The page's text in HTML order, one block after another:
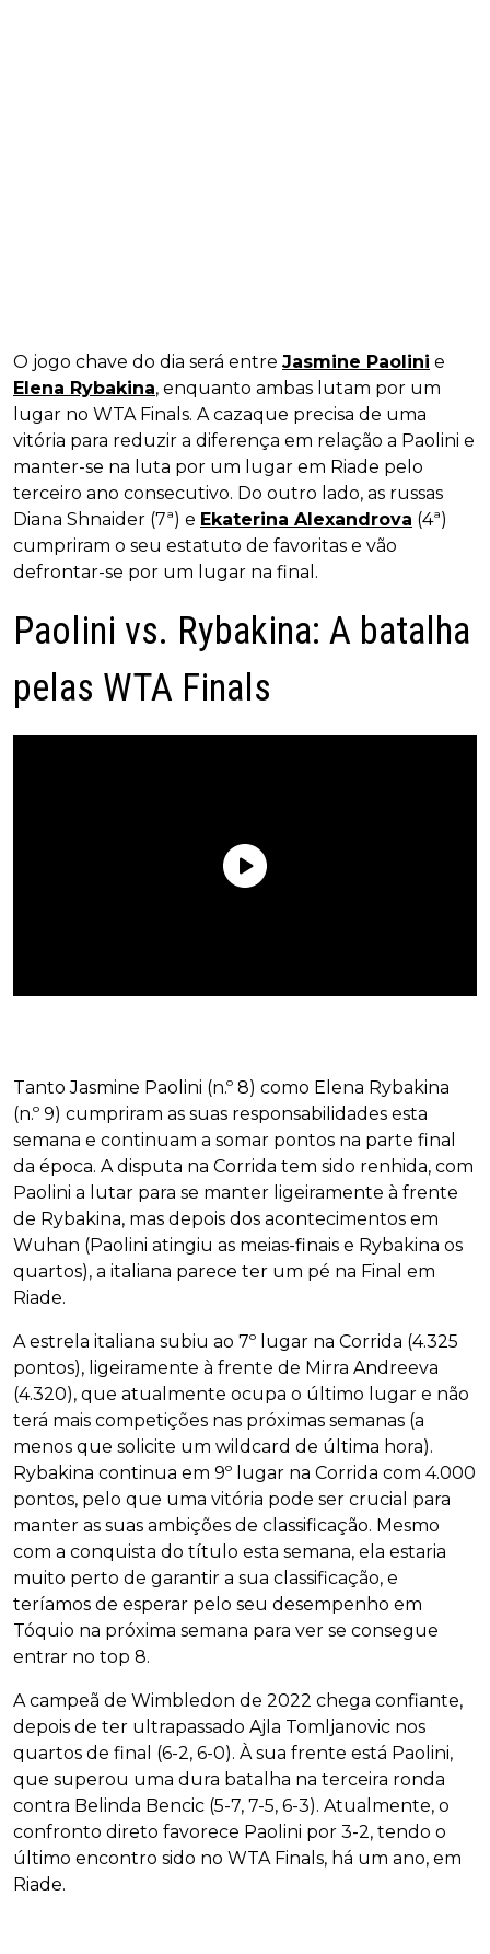
O jogo chave do dia será entre Jasmine Paolini e
Elena Rybakina, enquanto ambas lutam por um
lugar no WTA Finals. A cazaque precisa de uma
vitória para reduzir a diferença em relação a Paolini e
manter-se na luta por um lugar em Riade pelo
terceiro ano consecutivo. Do outro lado, as russas
Diana Shnaider (7ª) e Ekaterina Alexandrova (4ª)
cumpriram o seu estatuto de favoritas e vão
defrontar-se por um lugar na final.
Paolini vs. Rybakina: A batalha
pelas WTA Finals
Tanto Jasmine Paolini (n.º 8) como Elena Rybakina
(n.º 9) cumpriram as suas responsabilidades esta
semana e continuam a somar pontos na parte final
da época. A disputa na Corrida tem sido renhida, com
Paolini a lutar para se manter ligeiramente à frente
de Rybakina, mas depois dos acontecimentos em
Wuhan (Paolini atingiu as meias-finais e Rybakina os
quartos), a italiana parece ter um pé na Final em
Riade.
A estrela italiana subiu ao 7º lugar na Corrida (4.325
pontos), ligeiramente à frente de Mirra Andreeva
(4.320), que atualmente ocupa o último lugar e não
terá mais competições nas próximas semanas (a
menos que solicite um wildcard de última hora).
Rybakina continua em 9º lugar na Corrida com 4.000
pontos, pelo que uma vitória pode ser crucial para
manter as suas ambições de classificação. Mesmo
com a conquista do título esta semana, ela estaria
muito perto de garantir a sua classificação, e
teríamos de esperar pelo seu desempenho em
Tóquio na próxima semana para ver se consegue
entrar no top 8.
A campeã de Wimbledon de 2022 chega confiante,
depois de ter ultrapassado Ajla Tomljanovic nos
quartos de final (6-2, 6-0). À sua frente está Paolini,
que superou uma dura batalha na terceira ronda
contra Belinda Bencic (5-7, 7-5, 6-3). Atualmente, o
confronto direto favorece Paolini por 3-2, tendo o
último encontro sido no WTA Finals, há um ano, em
Riade.